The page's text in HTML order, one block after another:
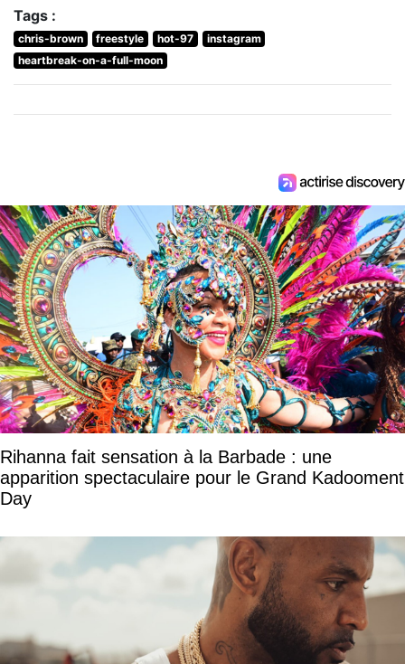
Tags :
chris-brown freestyle hot-97
instagram
heartbreak-on-a-full-moon
Rihanna fait sensation à la Barbade : une
apparition spectaculaire pour le Grand Kadooment
Day